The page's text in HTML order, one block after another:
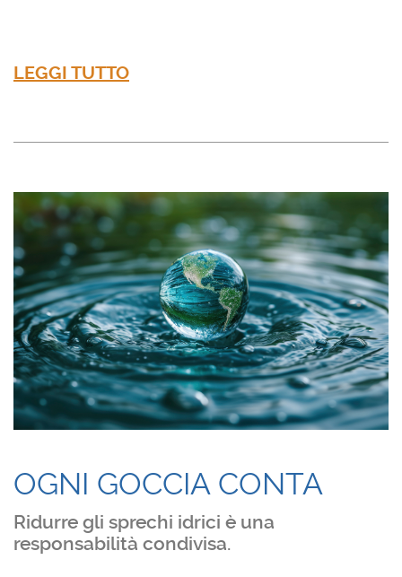
LEGGI TUTTO
OGNI GOCCIA CONTA
Ridurre gli sprechi idrici è una
responsabilità condivisa.